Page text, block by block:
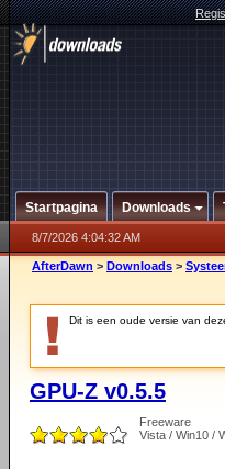
Startpagina Downloads
8/7/2026 4:04:32 AM
AfterDawn > Downloads >
Dit is een oude versie van
GPU-Z v0.5.5
Freeware
Vista / Win10 /